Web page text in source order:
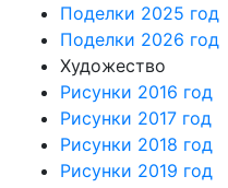
Поделки 2025 год
Поделки 2026 год
Художество
Рисунки 2016 год
Рисунки 2017 год
Рисунки 2018 год
Рисунки 2019 год